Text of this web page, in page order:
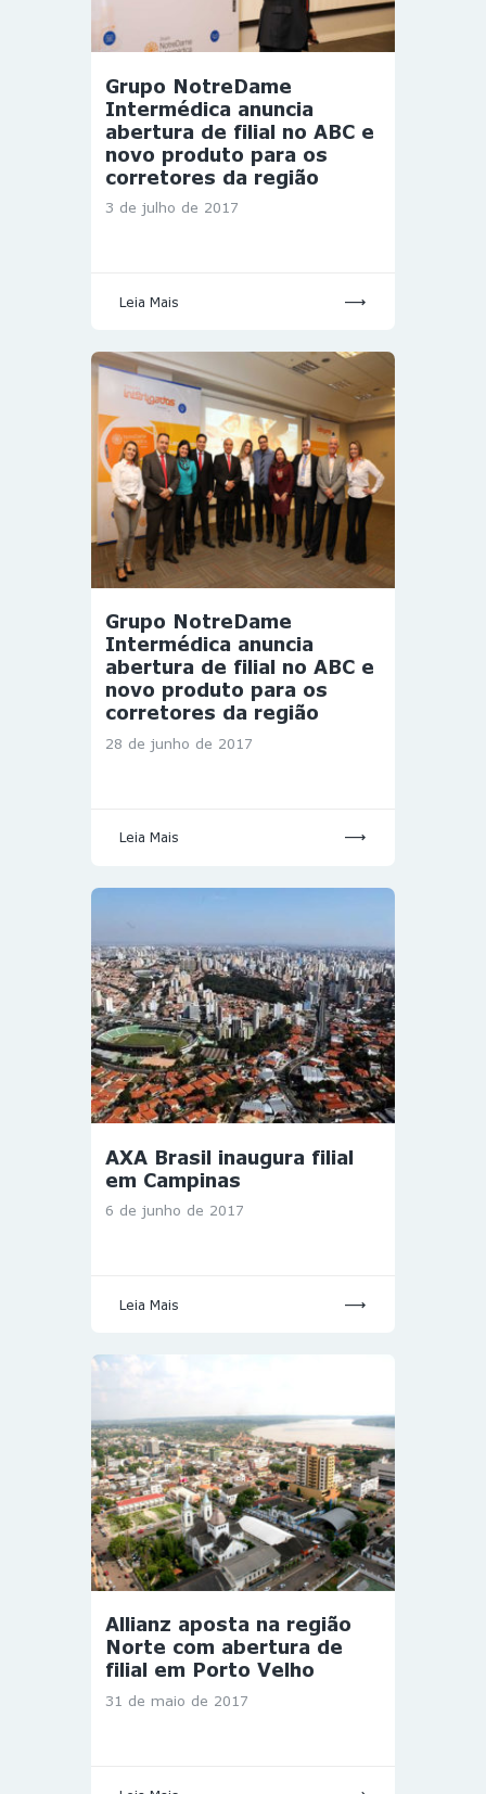
Grupo NotreDame
Intermédica anuncia
abertura de filial no ABC e
novo produto para os
corretores da região
3 de julho de 2017
Leia Mais
Grupo NotreDame
Intermédica anuncia
abertura de filial no ABC e
novo produto para os
corretores da região
28 de junho de 2017
Leia Mais
AXA Brasil inaugura filial
em Campinas
6 de junho de 2017
Leia Mais
Allianz aposta na região
Norte com abertura de
filial em Porto Velho
31 de maio de 2017